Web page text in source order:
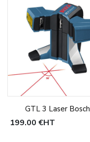
GTL 3 Laser Bosch
199,00 €HT